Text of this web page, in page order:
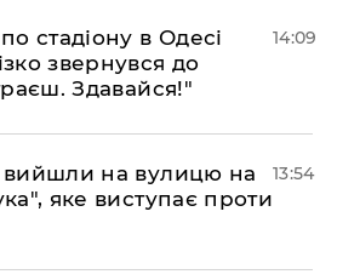
стадіону в Одесі
звернувся до
Здавайся!"
14:09
вийшли на вулицю на
яке виступає проти
13:54